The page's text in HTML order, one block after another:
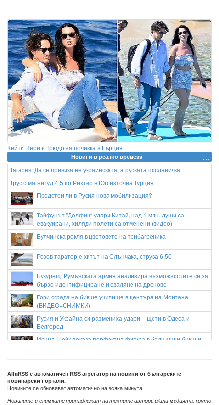
Кейти Пери и Трюдо на почивка в Гърция
Новини в реално времеss
Тагарев: Да се привика не украинската, а руската посланичка
Трус с магнитуд 4,5 по Рихтер в Югоизточна Турция
Предстои ли в Русия нова мобилизация?
Тайфунът "Делфин“ удари Китай, над 1 млн. души са
евакуирани, хиляди полети са отменени (видео)
Булчинска рокля в цветовете на трибагреника
Розов таратор е хитът на Слънчака, струва 6,50
Букурещ: Румънската армия анализира възможностите си за
бързо идентифициране и сваляне на дронове
Гори сграда на бивше училище в центъра на Монтана
(ВИДЕО+СНИМКИ)
Русия и Украйна си размениха удари – щети в Одеса и
Белгород
Ирина Шейк показа перфектна фигура в бели мини бикини
AlfaRSS е автоматичен RSS агрегатор на новини от българските
новинарски портали.
Новините се обновяват автоматично на всяка минута.
Новините и снимките принадлежат на техните автори и/или медията, която